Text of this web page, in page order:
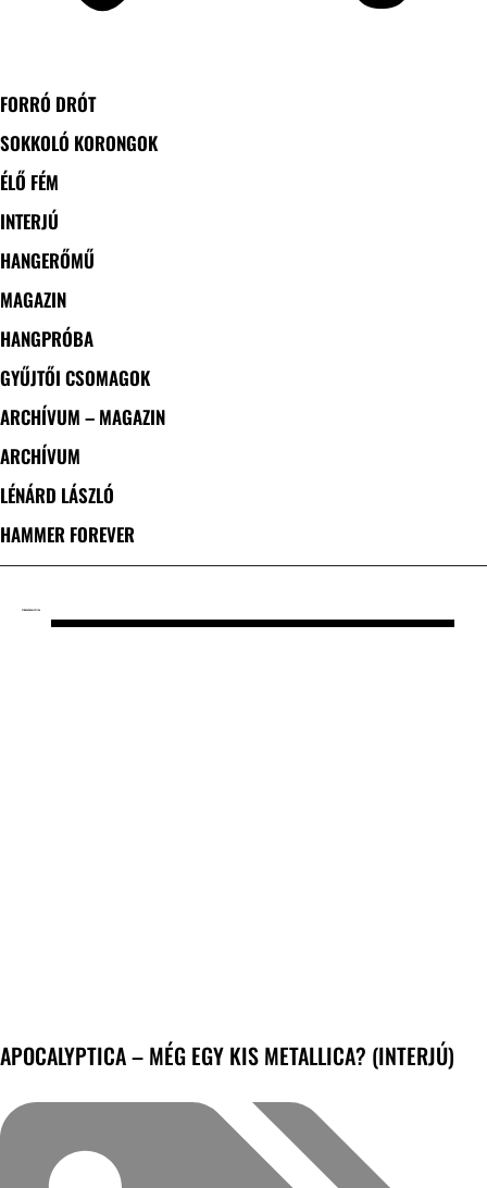
FORRÓ DRÓT
SOKKOLÓ KORONGOK
ÉLŐ FÉM
INTERJÚ
HANGERŐMŰ
MAGAZIN
HANGPRÓBA
GYŰJTŐI CSOMAGOK
ARCHÍVUM – MAGAZIN
ARCHÍVUM
LÉNÁRD LÁSZLÓ
HAMMER FOREVER
APOCALYPTICA – MÉG EGY KIS METALLICA? (INTERJÚ)